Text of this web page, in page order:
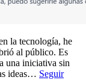
la tecnología, he
al público. Es
una iniciativa sin
ideas… Seguir